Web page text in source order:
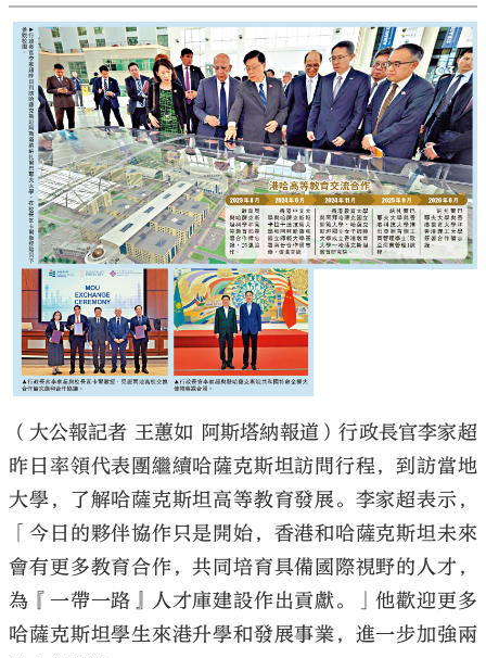
大公文匯
（大公報記者 王蕙如 阿斯塔納報道）行政長官李家超
昨日率領代表團繼續哈薩克斯坦訪問行程，到訪當地
大學，了解哈薩克斯坦高等教育發展。李家超表示，
「今日的夥伴協作只是開始，香港和哈薩克斯坦未來
會有更多教育合作，共同培育具備國際視野的人才，
為『一帶一路』人才庫建設作出貢獻。」他歡迎更多
哈薩克斯坦學生來港升學和發展事業，進一步加強兩